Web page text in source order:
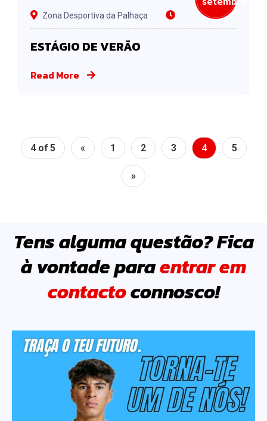
Zona Desportiva da Palhaça
ESTÁGIO DE VERÃO
Read More
4 of 5 « 1 2 3 4 5
»
Tens alguma questão? Fica
à vontade paraentrar em
contactoconnosco!